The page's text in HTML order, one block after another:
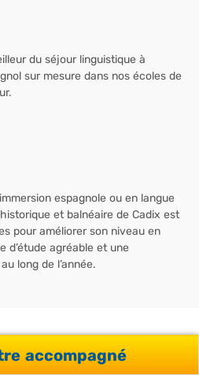
du séjour linguistique à
sur mesure dans nos écoles de
espagnole ou en langue
et balnéaire de Cadix est
pour améliorer son niveau en
d’étude agréable et une
long de l’année.
PAR UNE
accompagné